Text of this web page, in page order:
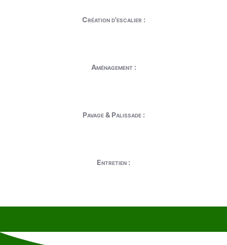
Création d'escalier :
Aménagement :
Pavage & Palissade :
Entretien :